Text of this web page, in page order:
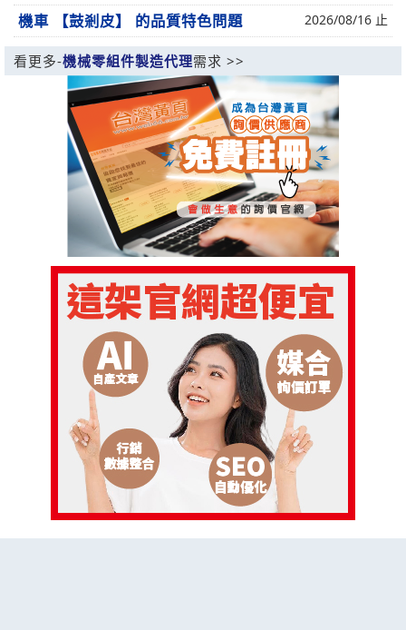
機車 【鼓剎皮】 的品質特色問題 2026/08/16 止
看更多-機械零組件製造代理需求 >>